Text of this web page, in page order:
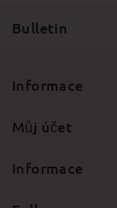
Bulletin
Informace
Můj účet
Informace